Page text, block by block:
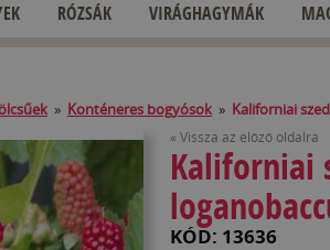
RÓZSÁK VIRÁGHAGYMÁK
» Konténeres bogyósok » Kaliforniai
« Vissza az előző oldalra
Kaliforniai
KÓD: 13636